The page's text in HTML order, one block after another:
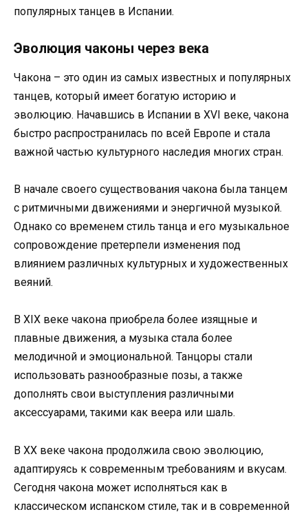
популярных танцев в Испании.
Эволюция чаконы через века
Чакона – это один из самых известных и популярных
танцев, который имеет богатую историю и
эволюцию. Начавшись в Испании в XVI веке, чакона
быстро распространилась по всей Европе и стала
важной частью культурного наследия многих стран.
В начале своего существования чакона была танцем
с ритмичными движениями и энергичной музыкой.
Однако со временем стиль танца и его музыкальное
сопровождение претерпели изменения под
влиянием различных культурных и художественных
веяний.
В XIX веке чакона приобрела более изящные и
плавные движения, а музыка стала более
мелодичной и эмоциональной. Танцоры стали
использовать разнообразные позы, а также
дополнять свои выступления различными
аксессуарами, такими как веера или шаль.
В XX веке чакона продолжила свою эволюцию,
адаптируясь к современным требованиям и вкусам.
Сегодня чакона может исполняться как в
классическом испанском стиле, так и в современной